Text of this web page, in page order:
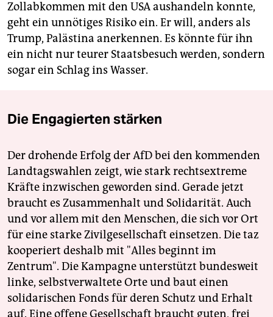
Zollabkommen mit den USA aushandeln konnte,
geht ein unnötiges Risiko ein. Er will, anders als
Trump, Palästina anerkennen. Es könnte für ihn
ein nicht nur teurer Staatsbesuch werden, sondern
sogar ein Schlag ins Wasser.
Die Engagierten stärken
Der drohende Erfolg der AfD bei den kommenden
Landtagswahlen zeigt, wie stark rechtsextreme
Kräfte inzwischen geworden sind. Gerade jetzt
braucht es Zusammenhalt und Solidarität. Auch
und vor allem mit den Menschen, die sich vor Ort
für eine starke Zivilgesellschaft einsetzen. Die taz
kooperiert deshalb mit "Alles beginnt im
Zentrum". Die Kampagne unterstützt bundesweit
linke, selbstverwaltete Orte und baut einen
solidarischen Fonds für deren Schutz und Erhalt
auf. Eine offene Gesellschaft braucht guten, frei